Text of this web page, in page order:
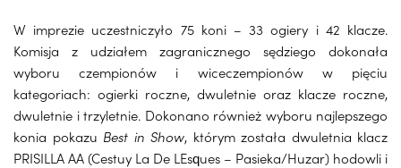
W imprezie uczestniczyło 75 koni – 33 ogiery i 42 klacze.
Komisja z udziałem zagranicznego sędziego dokonała
wyboru czempionów i wiceczempionów w pięciu
kategoriach: ogierki roczne, dwuletnie oraz klacze roczne,
dwuletnie i trzyletnie. Dokonano również wyboru najlepszego
konia pokazu Best in Show, którym została dwuletnia klacz
PRISILLA AA (Cestuy La De LEsques – Pasieka/Huzar) hodowli i